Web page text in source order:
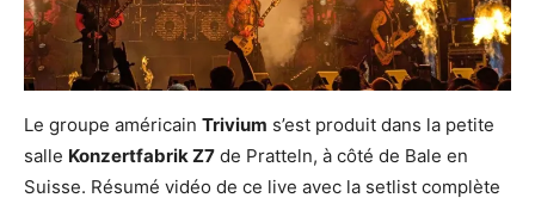
Le groupe américain Trivium s’est produit dans la petite
salle Konzertfabrik Z7 de Pratteln, à côté de Bale en
Suisse. Résumé vidéo de ce live avec la setlist complète